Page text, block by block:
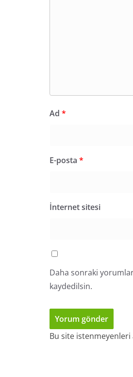
Ad *
E-posta *
İnternet sitesi
Daha sonraki
kaydedilsin.
Bu site istenmeyenleri